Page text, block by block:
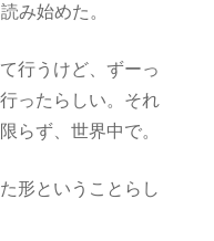
み始めた。
行うけど、ずーっ
ったらしい。それ
らず、世界中で。
形ということらし